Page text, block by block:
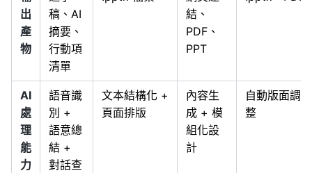
出
產
物
稿、AI
摘要、
行動項
清單
結、
PDF、
PPT
AI
處
理
能
力
語音識
別 +
語意總
結 +
對話查
文本結構化 +
頁面排版
內容生
成 + 模
組化設
計
自動版面調
整